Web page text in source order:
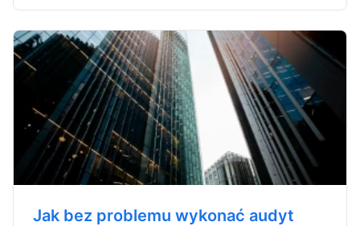
Jak bez problemu wykonać audyt